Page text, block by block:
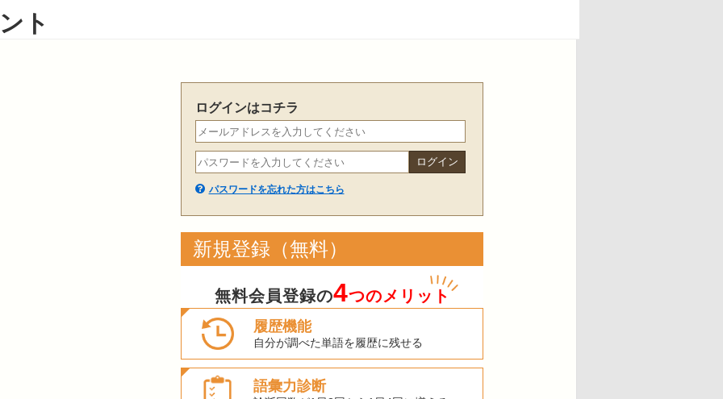
ト
ログインはコチラ
パスワードを忘れた方はこちら
新規登録（無料）
無料会員登録の4つのメリット
履歴機能
自分が調べた単語を履歴に残せる
語彙力診断